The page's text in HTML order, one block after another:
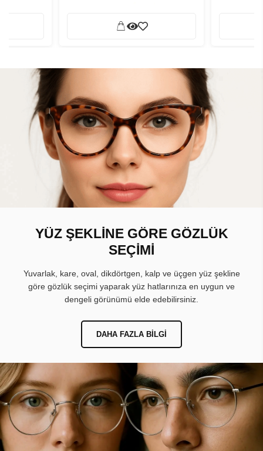
YÜZ ŞEKLİNE GÖRE GÖZLÜK
SEÇİMİ
Yuvarlak, kare, oval, dikdörtgen, kalp ve üçgen yüz şekline
göre gözlük seçimi yaparak yüz hatlarınıza en uygun ve
dengeli görünümü elde edebilirsiniz.
DAHA FAZLA BILGI